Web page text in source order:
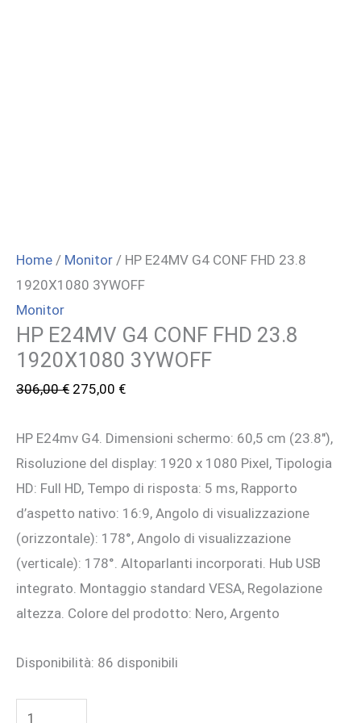
Home / Monitor / HP E24MV G4 CONF FHD 23.8
1920X1080 3YWOFF
Monitor
HP E24MV G4 CONF FHD 23.8
1920X1080 3YWOFF
306,00€ Il
originale
era:
306,00 €.
275,00 €Il
attuale
è:
275,00 €.
HP E24mv G4. Dimensioni schermo: 60,5 cm (23.8″),
Risoluzione del display: 1920 x 1080 Pixel, Tipologia
HD: Full HD, Tempo di risposta: 5 ms, Rapporto
d’aspetto nativo: 16:9, Angolo di visualizzazione
(orizzontale): 178°, Angolo di visualizzazione
(verticale): 178°. Altoparlanti incorporati. Hub USB
integrato. Montaggio standard VESA, Regolazione
altezza. Colore del prodotto: Nero, Argento
Disponibilità: 86 disponibili
HP